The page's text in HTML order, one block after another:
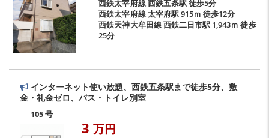
西鉄太宰府線西鉄五条駅徒歩5分
西鉄太宰府線太宰府駅915ｍ 徒歩12分
西鉄天神大牟田線西鉄二日市駅 1,943ｍ 徒歩
25分
インターネット使い放題、西鉄五条駅まで徒歩5分、敷
金・礼金ゼロ、バス・トイレ別室
105 号
3 万円